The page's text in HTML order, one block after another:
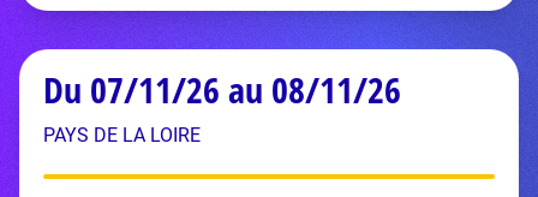
Du 07/11/26 au 08/11/26
PAYS DE LA LOIRE